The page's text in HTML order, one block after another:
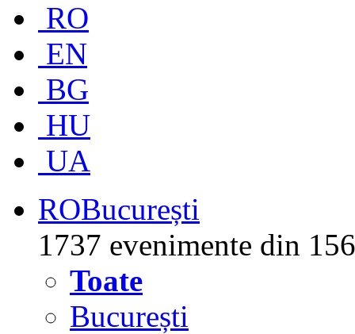
RO
EN
BG
HU
UA
ROBucurești
1737 evenimente din
Toate
București